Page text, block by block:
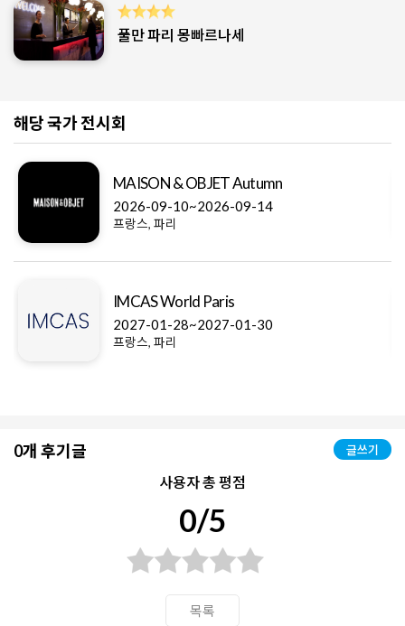
풀만 파리 몽빠르나세
해당 국가 전시회
MAISON & OBJET Autumn
2026-09-10~2026-09-14
프랑스, 파리
IMCAS World Paris
2027-01-28~2027-01-30
프랑스, 파리
0개 후기글 글쓰기
사용자 총 평점
0/5
목록